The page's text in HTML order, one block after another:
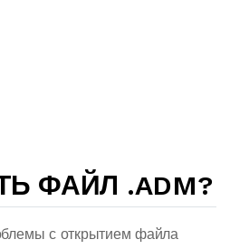
ФАЙЛ .ADM?
с открытием файла